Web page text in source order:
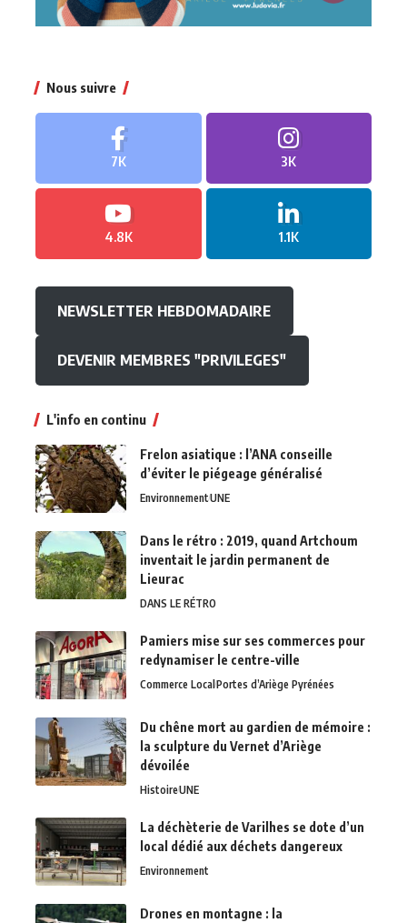
Nous suivre
7K 3K
4.8K 1.1K
NEWSLETTER HEBDOMADAIRE
DEVENIR MEMBRES "PRIVILEGES"
L'info en continu
Frelon asiatique : l’ANA conseille
d’éviter le piégeage généralisé
EnvironnementUNE
Dans le rétro : 2019, quand Artchoum
inventait le jardin permanent de
Lieurac
DANS LE RÉTRO
Pamiers mise sur ses commerces pour
redynamiser le centre-ville
Commerce LocalPortes d’Ariège Pyrénées
Du chêne mort au gardien de mémoire :
la sculpture du Vernet d’Ariège
dévoilée
HistoireUNE
La déchèterie de Varilhes se dote d’un
local dédié aux déchets dangereux
Environnement
Drones en montagne : la